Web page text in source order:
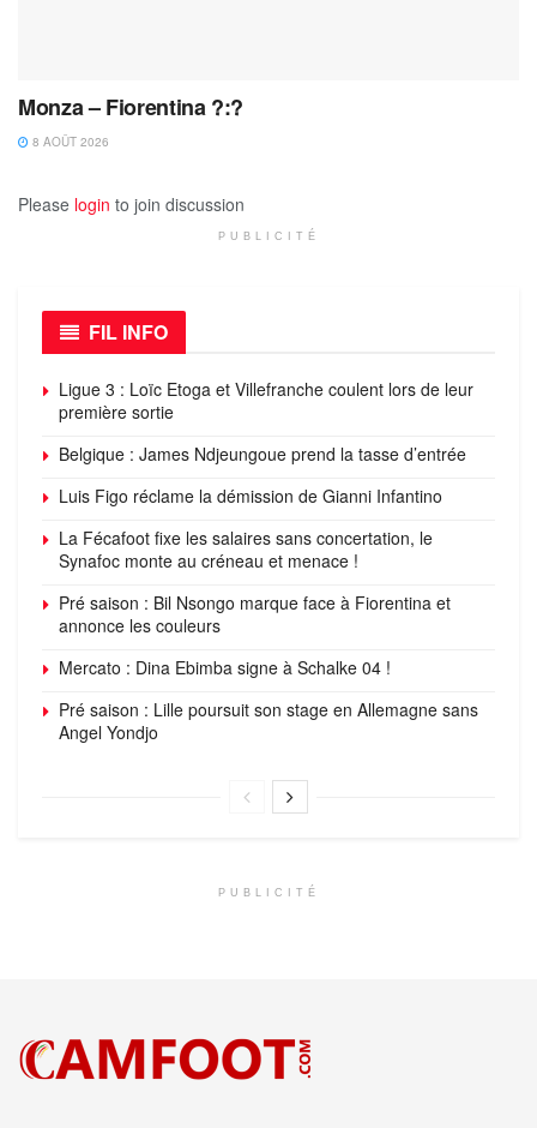
Monza – Fiorentina ?:?
8 AOÛT 2026
Please login to join discussion
PUBLICITÉ
FIL INFO
Ligue 3 : Loïc Etoga et Villefranche coulent lors de leur
première sortie
Belgique : James Ndjeungoue prend la tasse d’entrée
Luis Figo réclame la démission de Gianni Infantino
La Fécafoot fixe les salaires sans concertation, le
Synafoc monte au créneau et menace !
Pré saison : Bil Nsongo marque face à Fiorentina et
annonce les couleurs
Mercato : Dina Ebimba signe à Schalke 04 !
Pré saison : Lille poursuit son stage en Allemagne sans
Angel Yondjo
PUBLICITÉ